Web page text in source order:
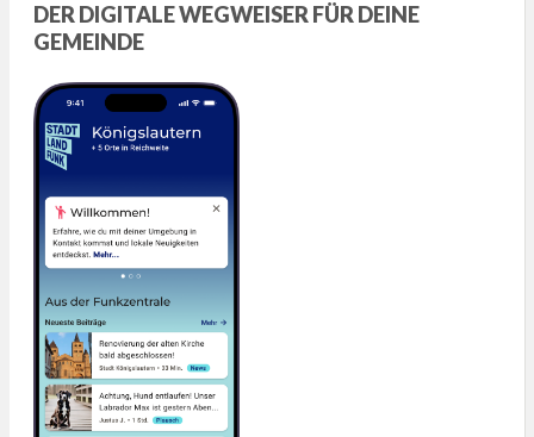
DER DIGITALE WEGWEISER FÜR DEINE
GEMEINDE